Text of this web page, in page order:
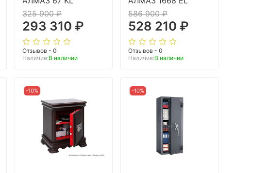
325 900 ₽
293 310 ₽
Отзывов - 0
Наличие:В наличии
586 900 ₽
528 210 ₽
Отзывов - 0
Наличие:В наличии
-10% -10%